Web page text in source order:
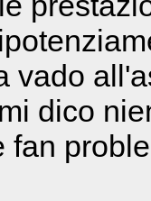
vado
dico
fan